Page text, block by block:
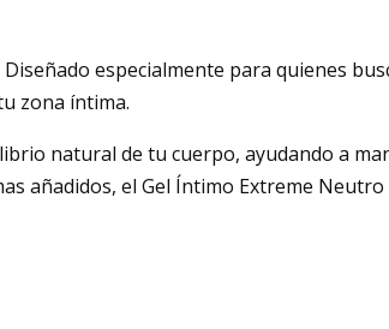
especialmente para quienes
zona íntima.
natural de tu cuerpo, ayudando a
añadidos, el Gel Íntimo Extreme